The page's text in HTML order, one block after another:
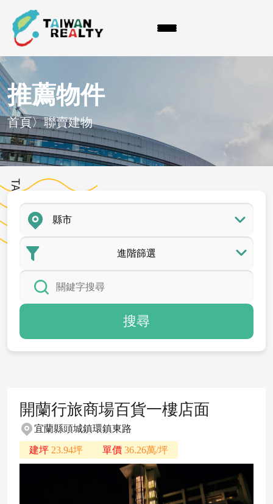
推薦物件
首頁〉聯賣建物
進階篩選
搜尋
開蘭行旅商場百貨一樓店面
宜蘭縣頭城鎮環鎮東路
建坪 23.94坪 單價 36.26萬/坪